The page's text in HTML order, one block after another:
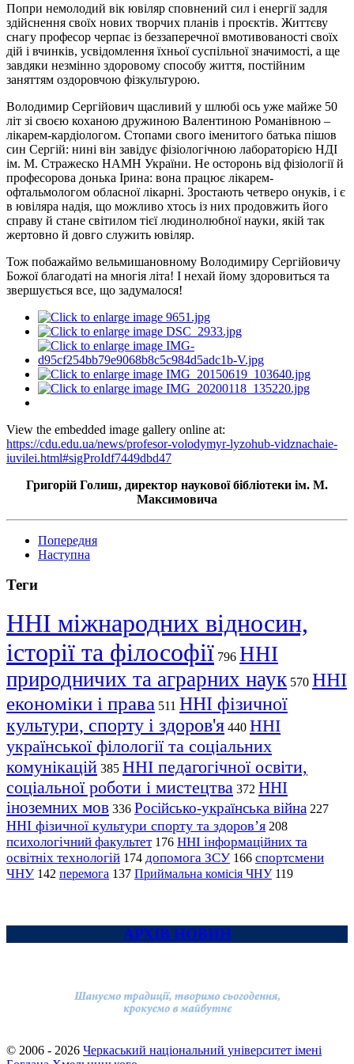
Попри немолодий вік ювіляр сповнений сил і енергії задля
здійснення своїх нових творчих планів і проєктів. Життєву
снагу професор черпає із беззаперечної вмотивованості своїх
дій і вчинків, усвідомлення їхньої суспільної значимості, а ще
завдяки незмінно здоровому способу життя, постійним
заняттям оздоровчою фізкультурою.
Володимир Сергійович щасливий у шлюбі ось уже майже 50
літ зі своєю коханою дружиною Валентиною Романівною –
лікарем-кардіологом. Стопами свого іменитого батька пішов
син Сергій: нині він завідує фізіологічною лабораторією НДІ
ім. М. Стражеско НАМН України. Не осторонь від фізіології й
професорова донька Ірина: вона працює лікарем-
офтальмологом обласної лікарні. Зростають четверо онуків, і є
в ювіляра надія, що можливо хтось із них продовжить його
справу й стане світилом тієї людинолюбної науки, якій так
жертовно й довго служить ювіляр.
Тож побажаймо вельмишановному Володимиру Сергійовичу
Божої благодаті на многія літа! І нехай йому здоровиться та
звершується все, що задумалося!
View the embedded image gallery online at:
https://cdu.edu.ua/news/profesor-volodymyr-lyzohub-vidznachaie-
iuvilei.html#sigProIdf7449dbd47
Григорій Голиш, директор наукової бібліотеки ім. М.
Максимовича
Попередня
Наступна
Теги
ННІ міжнародних відносин,
історії та філософії 796 ННІ
природничих та аграрних наук 570 ННІ
економіки і права 511 ННІ фізичної
культури, спорту і здоров'я 440 ННІ
української філології та соціальних
комунікацій 385 ННІ педагогічної освіти,
соціальної роботи і мистецтва 372 ННІ
іноземних мов 336 Російсько-українська війна 227
ННІ фізичної культури спорту та здоров’я 208
психологічний факультет 176 ННІ інформаційних та
освітніх технологій 174 допомога ЗСУ 166 спортсмени
ЧНУ 142 перемога 137 Приймальна комісія ЧНУ 119
АРХІВ НОВИН
© 2006 - 2026 Черкаський національний університет імені